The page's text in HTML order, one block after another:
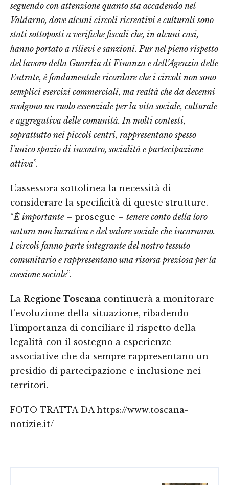
seguendo con attenzione quanto sta accadendo nel
Valdarno, dove alcuni circoli ricreativi e culturali sono
stati sottoposti a verifiche fiscali che, in alcuni casi,
hanno portato a rilievi e sanzioni. Pur nel pieno rispetto
del lavoro della Guardia di Finanza e dell’Agenzia delle
Entrate, è fondamentale ricordare che i circoli non sono
semplici esercizi commerciali, ma realtà che da decenni
svolgono un ruolo essenziale per la vita sociale, culturale
e aggregativa delle comunità. In molti contesti,
soprattutto nei piccoli centri, rappresentano spesso
l’unico spazio di incontro, socialità e partecipazione
attiva”.
L’assessora sottolinea la necessità di
considerare la specificità di queste strutture.
“È importante – prosegue – tenere conto della loro
natura non lucrativa e del valore sociale che incarnano.
I circoli fanno parte integrante del nostro tessuto
comunitario e rappresentano una risorsa preziosa per la
coesione sociale”.
La Regione Toscana continuerà a monitorare
l’evoluzione della situazione, ribadendo
l’importanza di conciliare il rispetto della
legalità con il sostegno a esperienze
associative che da sempre rappresentano un
presidio di partecipazione e inclusione nei
territori.
FOTO TRATTA DA https://www.toscana-
notizie.it/